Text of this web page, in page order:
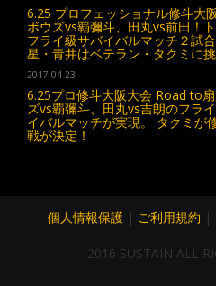
6.25 プロフェッショナル修斗
ボウズvs覇彌斗、田丸vs前田！
フライ級サバイバルマッチ２
星・青井はベテラン・タクミに挑
2017-04-23
6.25プロ修斗大阪大会 Road to
ズvs覇彌斗、田丸vs吉朗のフラ
イバルマッチが実現。 タクミが
戦が決定！
個人情報保護 | ご利用規約 |
2016 SUSTAIN ALL